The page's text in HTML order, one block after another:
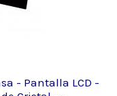
- Pantalla LCD -